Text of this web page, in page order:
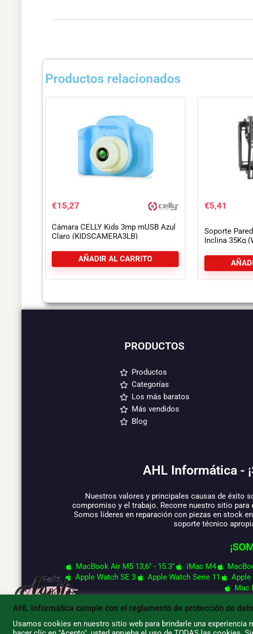
Productos relacionados
€15,27
Cámara CELLY Kids 3mp mUSB Azul
Claro (KIDSCAMERA3LB)
AÑADIR AL CARRITO
€5,41
Soporte Pared
Inclina 35Kg
PRODUCTOS
Productos
Categorías
Los más baratos
Más vendidos
Blog
AHL Informática -
Nuestros valores y principales causas de éxito
compromiso y el trabajo. Recorre nuestro sitio
Somos líderes en reparación con piezas en stock
soporte técnico
MacBook Air M5 13,6" - 15.3" iMac M4
Apple Watch SE 3
Apple Watch Serie 11 Apple
Mac
AHL Informática cumple con el reglamento de protección de
Usamos cookies en nuestro sitio web para brindarle una experiencia